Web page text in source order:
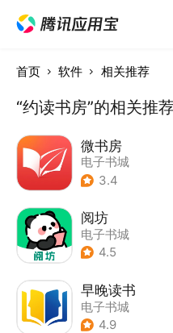
首页 软件 相关推荐
“约读书房”的相关推
微书房
电子书城
3.4
阅坊
电子书城
4.5
早晚读书
电子书城
4.9